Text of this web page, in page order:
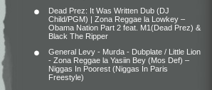
Dead Prez: It Was Written Dub (DJ
Child/PGM) | Zona Reggae la Lowkey –
Obama Nation Part 2 feat. M1(Dead Prez) &
Black The Ripper
General Levy - Murda - Dubplate / Little Lion
- Zona Reggae la Yasiin Bey (Mos Def) –
Niggas In Poorest (Niggas In Paris
Freestyle)